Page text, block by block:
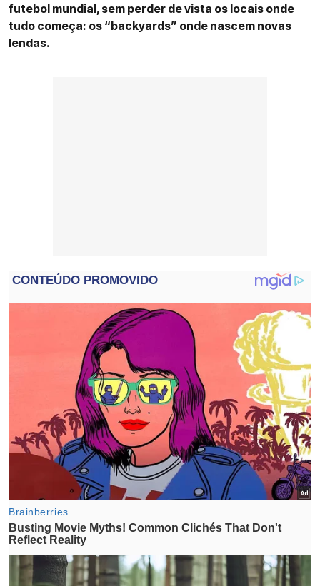
futebol mundial, sem perder de vista os locais onde
tudo começa: os “backyards” onde nascem novas
lendas.